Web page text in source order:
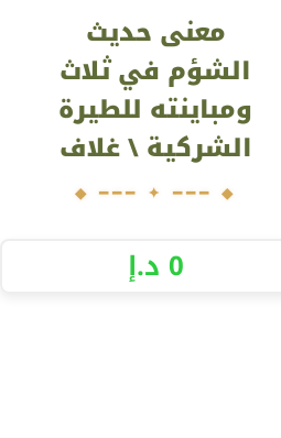
معنى حديث
الشؤم في ثلاث
ومباينته للطيرة
الشركية \ غلاف
0د.إ